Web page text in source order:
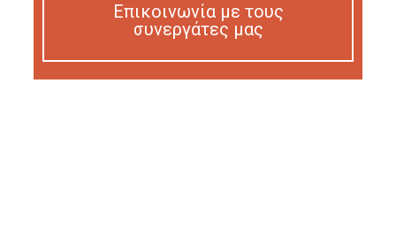
Επικοινωνία με τους
συνεργάτες μας